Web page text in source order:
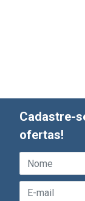
Cadastre-
ofertas!